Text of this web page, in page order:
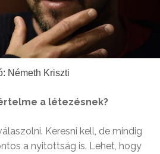
Németh Kriszti
a létezésnek?
Keresni kell, de mindig
a nyitottság is. Lehet, hogy